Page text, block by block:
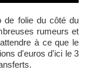
rumeurs et
à ce que le
d'euros d'ici le 3